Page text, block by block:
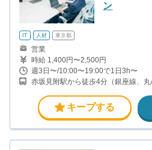
ン
IT 人材 東京都
営業
時給 1,400円〜2,500円
週3日〜/10:00〜19:00で1日3h〜
赤坂見附駅から徒歩4分（銀座線、
線） 溜池山王駅から徒歩10分（銀座
キープする